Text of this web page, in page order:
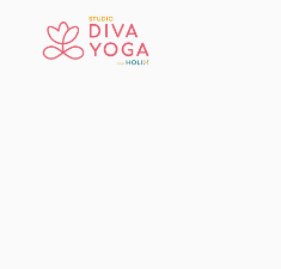
Ajouter à ma liste